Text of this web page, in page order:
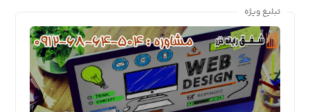
تبلیغ ویژه